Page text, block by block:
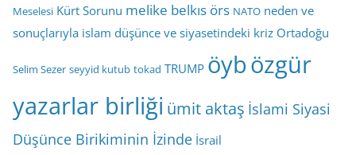
Meselesi Kürt Sorunu melike belkıs örs NATO neden ve
sonuçlarıyla islam düşünce ve siyasetindeki kriz Ortadoğu
Selim Sezer seyyid kutub tokad TRUMP öybözgür
yazarlar birliği ümit aktaş İslami Siyasi
Düşünce Birikiminin İzinde İsrail